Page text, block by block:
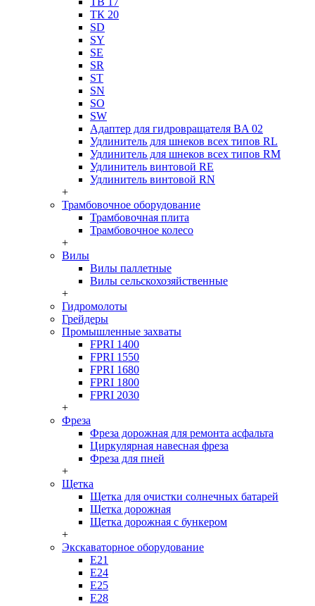
ТК 20
SD
SY
SE
SR
ST
SN
SO
SW
Адаптер для гидровращателя BA 02
Удлинитель для шнеков всех типов RL
Удлинитель для шнеков всех типов RM
Удлинитель винтовой RE
Удлинитель винтовой RN
+
Трамбовочное оборудование
Трамбовочная плита
Трамбовочное колесо
+
Вилы
Вилы паллетные
Вилы сельскохозяйственные
+
Гидромолоты
Грейдеры
Промышленные захваты
FPRI 1400
FPRI 1550
FPRI 1680
FPRI 1800
FPRI 2030
+
Фреза
Фреза дорожная для ремонта асфальта
Циркулярная навесная фреза
Фреза для пней
+
Щетка
Щетка для очистки солнечных батарей
Щетка дорожная
Щетка дорожная с бункером
+
Экскаваторное оборудование
Е21
Е24
Е25
Е28